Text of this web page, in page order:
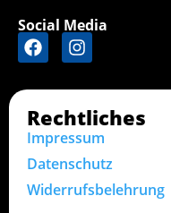
Social Media
Rechtliches
Impressum
Datenschutz
Widerrufsbelehrung